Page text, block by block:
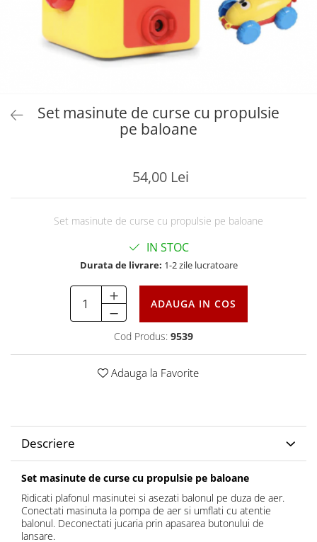
Set masinute de curse cu propulsie
pe baloane
54,00 Lei
Set masinute de curse cu propulsie pe baloane
IN STOC
Durata de livrare: 1-2 zile lucratoare
ADAUGA IN COS
Cod Produs: 9539
Adauga la Favorite
Descriere
Set masinute de curse cu propulsie pe baloane
Ridicati plafonul masinutei si asezati balonul pe duza de aer.
Conectati masinuta la pompa de aer si umflati cu atentie
balonul. Deconectati jucaria prin apasarea butonului de
lansare.